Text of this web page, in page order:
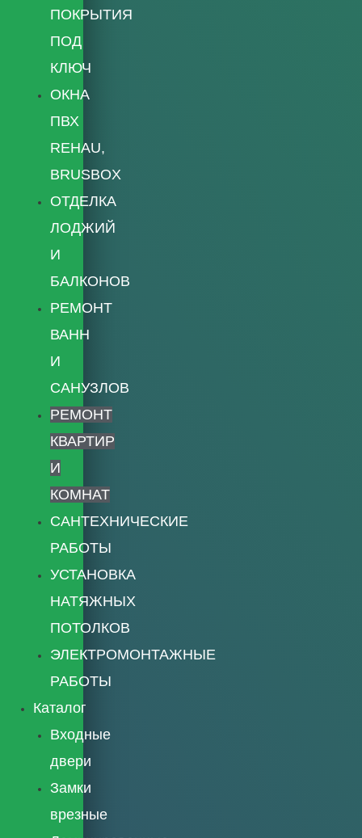
ПОКРЫТИЯ
ПОД
КЛЮЧ
ОКНА
ПВХ
REHAU,
BRUSBOX
ОТДЕЛКА
ЛОДЖИЙ
И
БАЛКОНОВ
РЕМОНТ
ВАНН
И
САНУЗЛОВ
РЕМОНТ
КВАРТИР
И
КОМНАТ
САНТЕХНИЧЕСКИЕ
РАБОТЫ
УСТАНОВКА
НАТЯЖНЫХ
ПОТОЛКОВ
ЭЛЕКТРОМОНТАЖНЫЕ
РАБОТЫ
Каталог
Входные
двери
Замки
врезные